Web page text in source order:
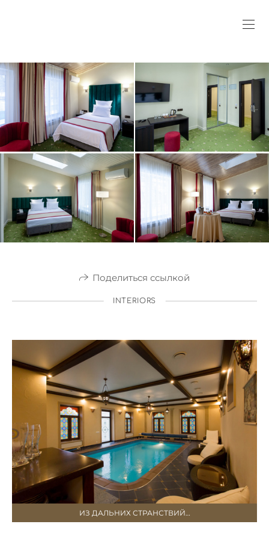
Поделиться ссылкой
INTERIORS
ИЗ ДАЛЬНИХ СТРАНСТВИЙ…